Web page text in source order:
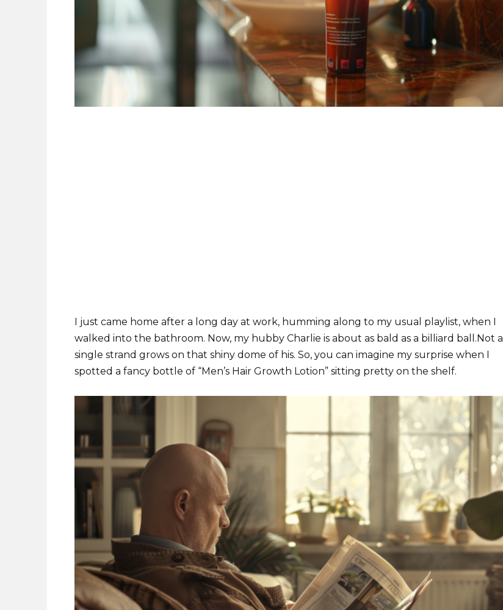
I just came home after a long day at work, humming along to my usual playlist, when I
walked into the bathroom. Now, my hubby Charlie is about as bald as a billiard ball.Not a
single strand grows on that shiny dome of his. So, you can imagine my surprise when I
spotted a fancy bottle of “Men’s Hair Growth Lotion” sitting pretty on the shelf.